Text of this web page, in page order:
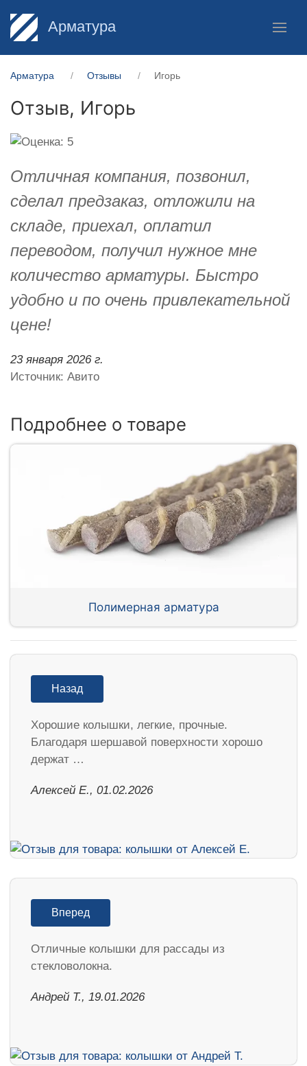
Арматура
Арматура Отзывы Игорь
Отзыв, Игорь
Отличная компания, позвонил,
сделал предзаказ, отложили на
складе, приехал, оплатил
переводом, получил нужное мне
количество арматуры. Быстро
удобно и по очень привлекательной
цене!
23 января 2026 г.
Источник: Авито
Подробнее о товаре
Полимерная арматура
Назад
Хорошие колышки, легкие, прочные.
Благодаря шершавой поверхности хорошо
держат …
Алексей Е., 01.02.2026
Вперед
Отличные колышки для рассады из
стекловолокна.
Андрей Т., 19.01.2026